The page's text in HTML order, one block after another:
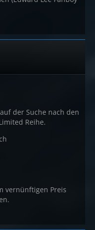
der Suche nach den
Reihe.
vernünftigen Preis